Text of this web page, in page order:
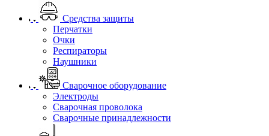
Средства защиты
Перчатки
Очки
Респираторы
Наушники
Сварочное оборудование
Электроды
Сварочная проволока
Сварочные принадлежности